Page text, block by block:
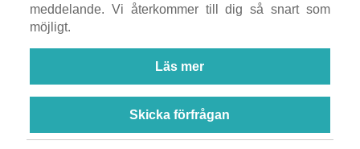
meddelande. Vi återkommer till dig så snart som
möjligt.
Läs mer
Skicka förfrågan